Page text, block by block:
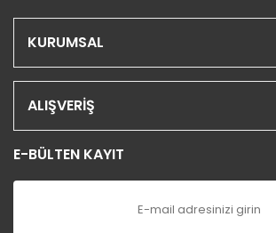
KURUMSAL
ALIŞVERİŞ
E-BÜLTEN KAYIT